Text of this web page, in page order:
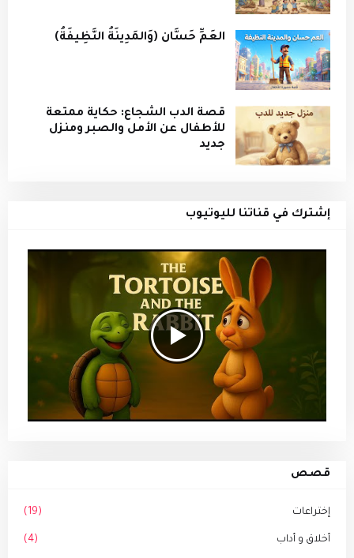
العَمِّ حَسَّان (وَالمَدِينَةُ النَّظِيفَةُ)
قصة الدب الشجاع: حكاية ممتعة
للأطفال عن الأمل والصبر ومنزل
جديد
إشترك في قناتنا لليوتيوب
قصص
إختراعات (19)
أخلاق و أداب (4)